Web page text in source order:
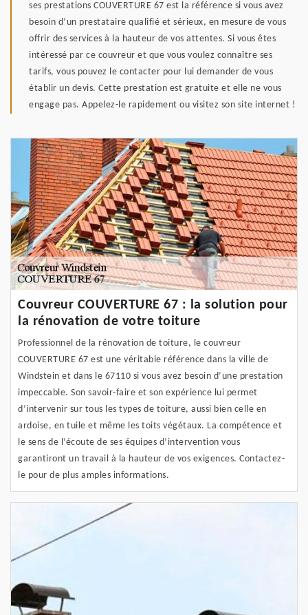
ses prestations COUVERTURE 67 est la référence si vous avez
besoin d’un prestataire qualifié et sérieux, en mesure de vous
offrir des services à la hauteur de vos attentes. Si vous êtes
intéressé par ce couvreur et que vous voulez connaître ses
tarifs, vous pouvez le contacter pour lui demander de vous
établir un devis. Cette prestation est gratuite et elle ne vous
engage pas. Appelez-le rapidement ou visitez son site internet !
Couvreur COUVERTURE 67 : la solution pour
la rénovation de votre toiture
Professionnel de la rénovation de toiture, le couvreur
COUVERTURE 67 est une véritable référence dans la ville de
Windstein et dans le 67110 si vous avez besoin d’une prestation
impeccable. Son savoir-faire et son expérience lui permet
d’intervenir sur tous les types de toiture, aussi bien celle en
ardoise, en tuile et même les toits végétaux. La compétence et
le sens de l’écoute de ses équipes d’intervention vous
garantiront un travail à la hauteur de vos exigences. Contactez-
le pour de plus amples informations.